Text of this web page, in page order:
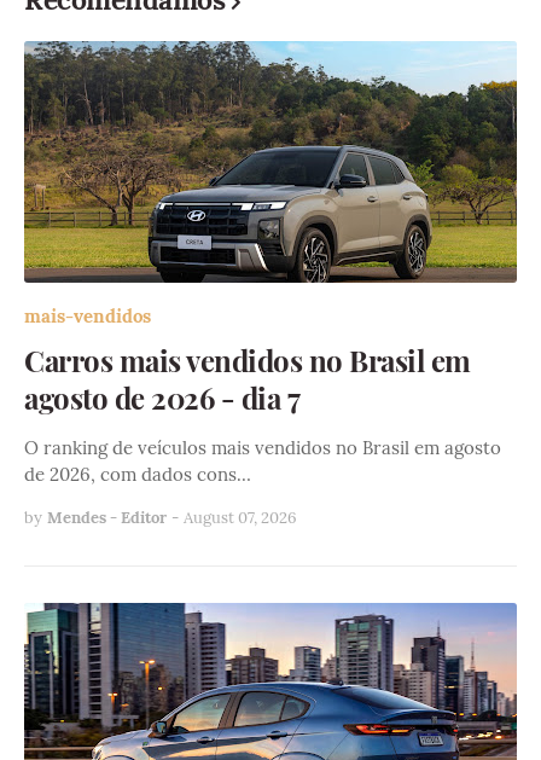
mais-vendidos
Carros mais vendidos no Brasil em
agosto de 2026 - dia 7
O ranking de veículos mais vendidos no Brasil em agosto
de 2026, com dados cons…
by Mendes - Editor - August 07, 2026